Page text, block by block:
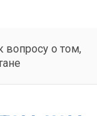
вопросу о том,